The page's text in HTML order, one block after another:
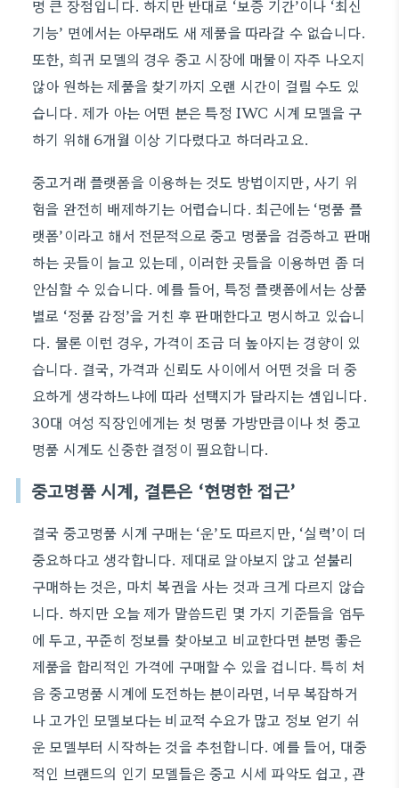
명 큰 장점입니다. 하지만 반대로 ‘보증 기간’이나 ‘최신
기능’ 면에서는 아무래도 새 제품을 따라갈 수 없습니다.
또한, 희귀 모델의 경우 중고 시장에 매물이 자주 나오지
않아 원하는 제품을 찾기까지 오랜 시간이 걸릴 수도 있
습니다. 제가 아는 어떤 분은 특정 IWC 시계 모델을 구
하기 위해 6개월 이상 기다렸다고 하더라고요.
중고거래 플랫폼을 이용하는 것도 방법이지만, 사기 위
험을 완전히 배제하기는 어렵습니다. 최근에는 ‘명품 플
랫폼’이라고 해서 전문적으로 중고 명품을 검증하고 판매
하는 곳들이 늘고 있는데, 이러한 곳들을 이용하면 좀 더
안심할 수 있습니다. 예를 들어, 특정 플랫폼에서는 상품
별로 ‘정품 감정’을 거친 후 판매한다고 명시하고 있습니
다. 물론 이런 경우, 가격이 조금 더 높아지는 경향이 있
습니다. 결국, 가격과 신뢰도 사이에서 어떤 것을 더 중
요하게 생각하느냐에 따라 선택지가 달라지는 셈입니다.
30대 여성 직장인에게는 첫 명품 가방만큼이나 첫 중고
명품 시계도 신중한 결정이 필요합니다.
중고명품 시계, 결론은 ‘현명한 접근’
결국 중고명품 시계 구매는 ‘운’도 따르지만, ‘실력’이 더
중요하다고 생각합니다. 제대로 알아보지 않고 섣불리
구매하는 것은, 마치 복권을 사는 것과 크게 다르지 않습
니다. 하지만 오늘 제가 말씀드린 몇 가지 기준들을 염두
에 두고, 꾸준히 정보를 찾아보고 비교한다면 분명 좋은
제품을 합리적인 가격에 구매할 수 있을 겁니다. 특히 처
음 중고명품 시계에 도전하는 분이라면, 너무 복잡하거
나 고가인 모델보다는 비교적 수요가 많고 정보 얻기 쉬
운 모델부터 시작하는 것을 추천합니다. 예를 들어, 대중
적인 브랜드의 인기 모델들은 중고 시세 파악도 쉽고, 관